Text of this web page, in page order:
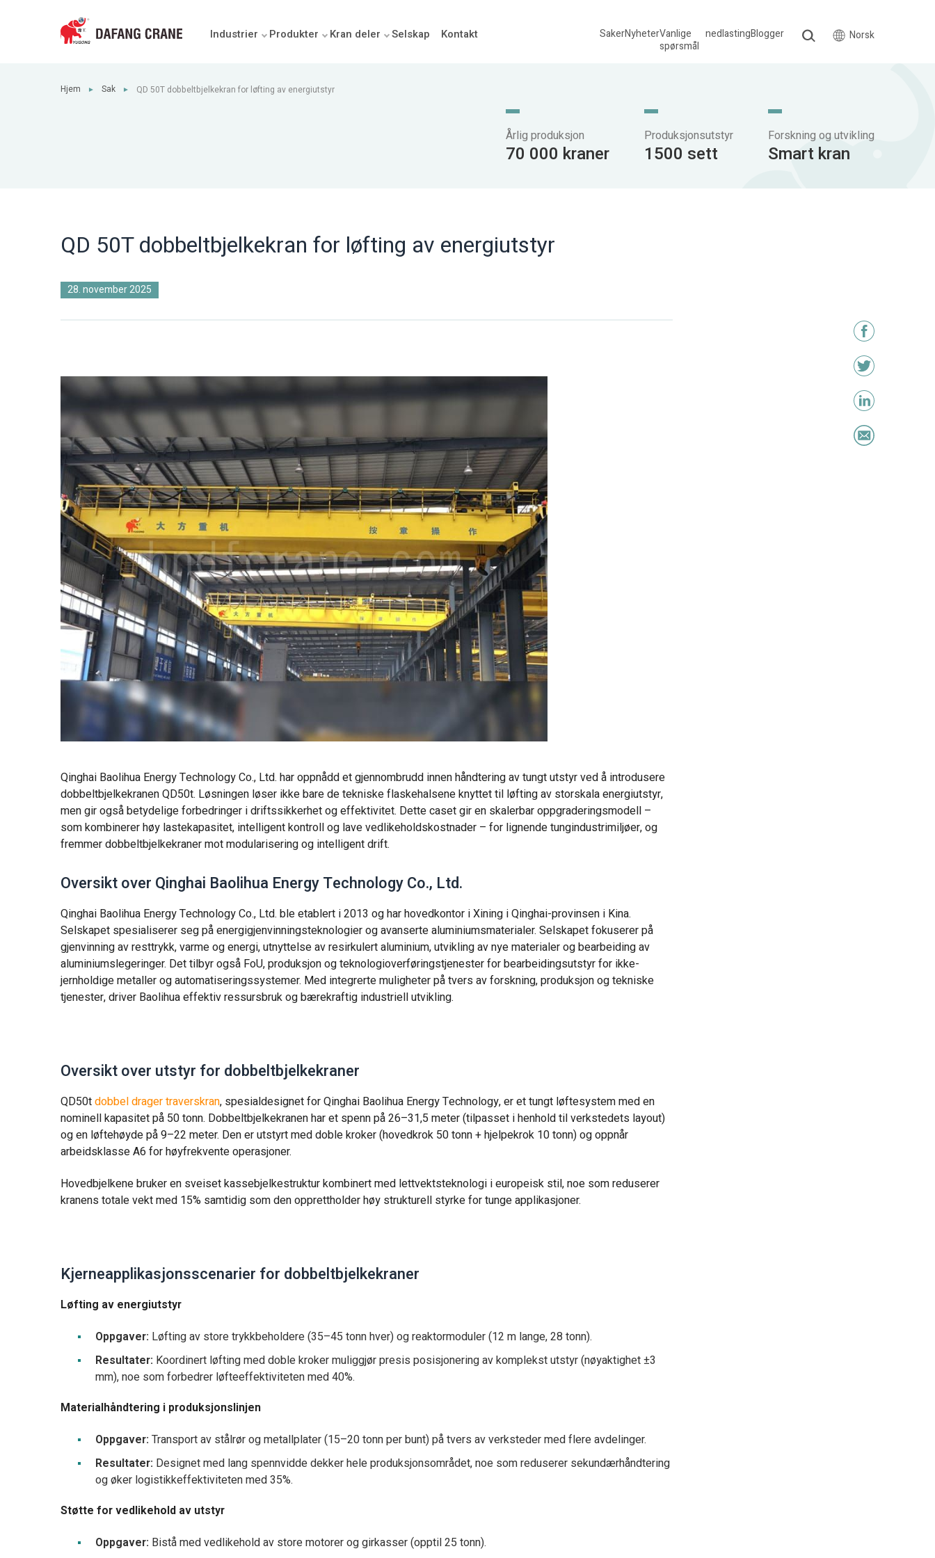
Industrier Produkter Kran deler Selskap Kontakt SakerNyheterVanlige
spørsmål
nedlastingBlogger Norsk
Hjem ► Sak ► QD 50T dobbeltbjelkekran for løfting av energiutstyr
Årlig produksjon
70 000 kraner
Produksjonsutstyr
1500 sett
Forskning og utvikling
Smart kran
QD 50T dobbeltbjelkekran for løfting av energiutstyr
28. november 2025
Qinghai Baolihua Energy Technology Co., Ltd. har oppnådd et gjennombrudd innen håndtering av tungt utstyr ved å introdusere
dobbeltbjelkekranen QD50t. Løsningen løser ikke bare de tekniske flaskehalsene knyttet til løfting av storskala energiutstyr,
men gir også betydelige forbedringer i driftssikkerhet og effektivitet. Dette caset gir en skalerbar oppgraderingsmodell –
som kombinerer høy lastekapasitet, intelligent kontroll og lave vedlikeholdskostnader – for lignende tungindustrimiljøer, og
fremmer dobbeltbjelkekraner mot modularisering og intelligent drift.
Oversikt over Qinghai Baolihua Energy Technology Co., Ltd.
Qinghai Baolihua Energy Technology Co., Ltd. ble etablert i 2013 og har hovedkontor i Xining i Qinghai-provinsen i Kina.
Selskapet spesialiserer seg på energigjenvinningsteknologier og avanserte aluminiumsmaterialer. Selskapet fokuserer på
gjenvinning av resttrykk, varme og energi, utnyttelse av resirkulert aluminium, utvikling av nye materialer og bearbeiding av
aluminiumslegeringer. Det tilbyr også FoU, produksjon og teknologioverføringstjenester for bearbeidingsutstyr for ikke-
jernholdige metaller og automatiseringssystemer. Med integrerte muligheter på tvers av forskning, produksjon og tekniske
tjenester, driver Baolihua effektiv ressursbruk og bærekraftig industriell utvikling.
Oversikt over utstyr for dobbeltbjelkekraner
QD50tdobbel drager traverskran, spesialdesignet for Qinghai Baolihua Energy Technology, er et tungt løftesystem med en
nominell kapasitet på 50 tonn. Dobbeltbjelkekranen har et spenn på 26–31,5 meter (tilpasset i henhold til verkstedets layout)
og en løftehøyde på 9–22 meter. Den er utstyrt med doble kroker (hovedkrok 50 tonn + hjelpekrok 10 tonn) og oppnår
arbeidsklasse A6 for høyfrekvente operasjoner.
Hovedbjelkene bruker en sveiset kassebjelkestruktur kombinert med lettvektsteknologi i europeisk stil, noe som reduserer
kranens totale vekt med 15% samtidig som den opprettholder høy strukturell styrke for tunge applikasjoner.
Kjerneapplikasjonsscenarier for dobbeltbjelkekraner
Løfting av energiutstyr
Oppgaver: Løfting av store trykkbeholdere (35–45 tonn hver) og reaktormoduler (12 m lange, 28 tonn).
Resultater: Koordinert løfting med doble kroker muliggjør presis posisjonering av komplekst utstyr (nøyaktighet ±3
mm), noe som forbedrer løfteeffektiviteten med 40%.
Materialhåndtering i produksjonslinjen
Oppgaver: Transport av stålrør og metallplater (15–20 tonn per bunt) på tvers av verksteder med flere avdelinger.
Resultater: Designet med lang spennvidde dekker hele produksjonsområdet, noe som reduserer sekundærhåndtering
og øker logistikkeffektiviteten med 35%.
Støtte for vedlikehold av utstyr
Oppgaver: Bistå med vedlikehold av store motorer og girkasser (opptil 25 tonn).